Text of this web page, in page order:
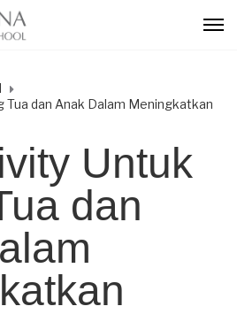
Tua dan Anak Dalam Meningkatkan
Untuk
dan